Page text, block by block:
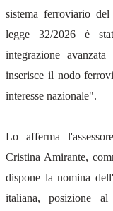
sistema ferroviario
legge 32/2026 è
integrazione
inserisce il nodo
interesse nazionale".
Lo afferma
Cristina Amirante,
dispone la nomina
italiana, posizione